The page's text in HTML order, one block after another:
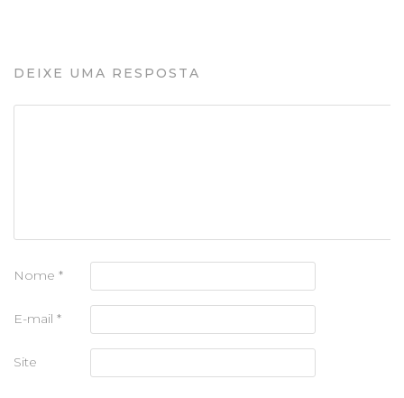
DEIXE UMA RESPOSTA
Nome *
E-mail *
Site